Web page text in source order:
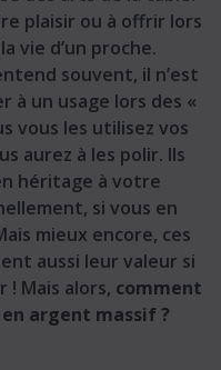
plaisir ou à offrir lors
vie d’un proche.
souvent, il n’est
à un usage lors des «
vous les utilisez vos
aurez à les polir. Ils
héritage à votre
si vous en
mieux encore, ces
aussi leur valeur si
! Mais alors, comment
argent massif ?